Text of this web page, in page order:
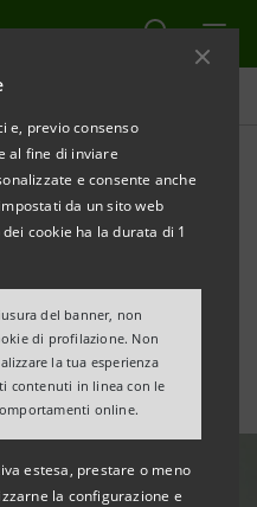
e, previo consenso
al fine di inviare
e consente anche
da un sito web
cookie ha la durata di 1
del banner, non
di profilazione. Non
la tua esperienza
contenuti in linea con le
online.
estesa, prestare o meno
la configurazione e
il progetto
Buon